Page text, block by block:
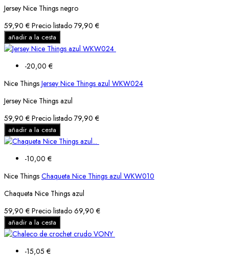
Jersey Nice Things negro
59,90 € Precio listado 79,90 €
añadir a la cesta
-20,00 €
Nice Things Jersey Nice Things azul WKW024
Jersey Nice Things azul
59,90 € Precio listado 79,90 €
añadir a la cesta
-10,00 €
Nice Things Chaqueta Nice Things azul WKW010
Chaqueta Nice Things azul
59,90 € Precio listado 69,90 €
añadir a la cesta
-15,05 €